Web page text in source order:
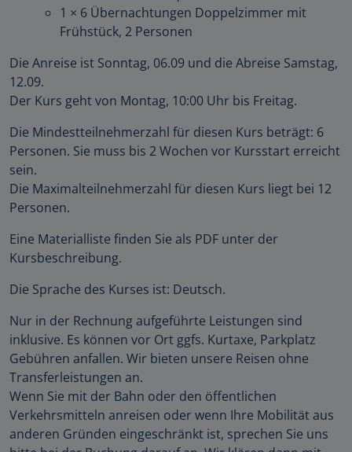
1 × 6 Übernachtungen Doppelzimmer mit
Frühstück, 2 Personen
Die Anreise ist Sonntag, 06.09 und die Abreise Samstag,
12.09.
Der Kurs geht von Montag, 10:00 Uhr bis Freitag.
Die Mindestteilnehmerzahl für diesen Kurs beträgt: 6
Personen. Sie muss bis 2 Wochen vor Kursstart erreicht
sein.
Die Maximalteilnehmerzahl für diesen Kurs liegt bei 12
Personen.
Eine Materialliste finden Sie als PDF unter der
Kursbeschreibung.
Die Sprache des Kurses ist: Deutsch.
Nur in der Rechnung aufgeführte Leistungen sind
inklusive. Es können vor Ort ggfs. Kurtaxe, Parkplatz
Gebühren anfallen. Wir bieten unsere Reisen ohne
Transferleistungen an.
Wenn Sie mit der Bahn oder den öffentlichen
Verkehrsmitteln anreisen oder wenn Ihre Mobilität aus
anderen Gründen eingeschränkt ist, sprechen Sie uns